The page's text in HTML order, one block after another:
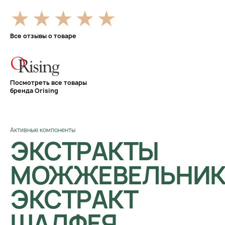
Все отзывы о товаре
Посмотреть все товары
бренда Orising
Активные компоненты
ЭКСТРАКТЫ
ЭКСТРАКТ